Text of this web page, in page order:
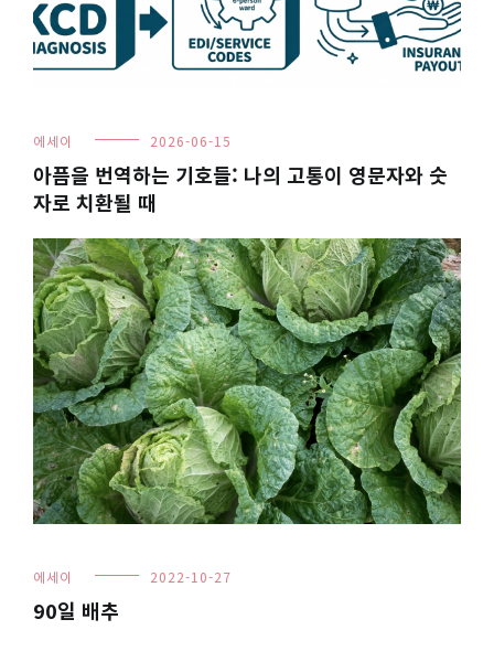
에세이 2026-06-15
아픔을 번역하는 기호들: 나의 고통이 영문자와 숫
자로 치환될 때
에세이 2022-10-27
90일 배추